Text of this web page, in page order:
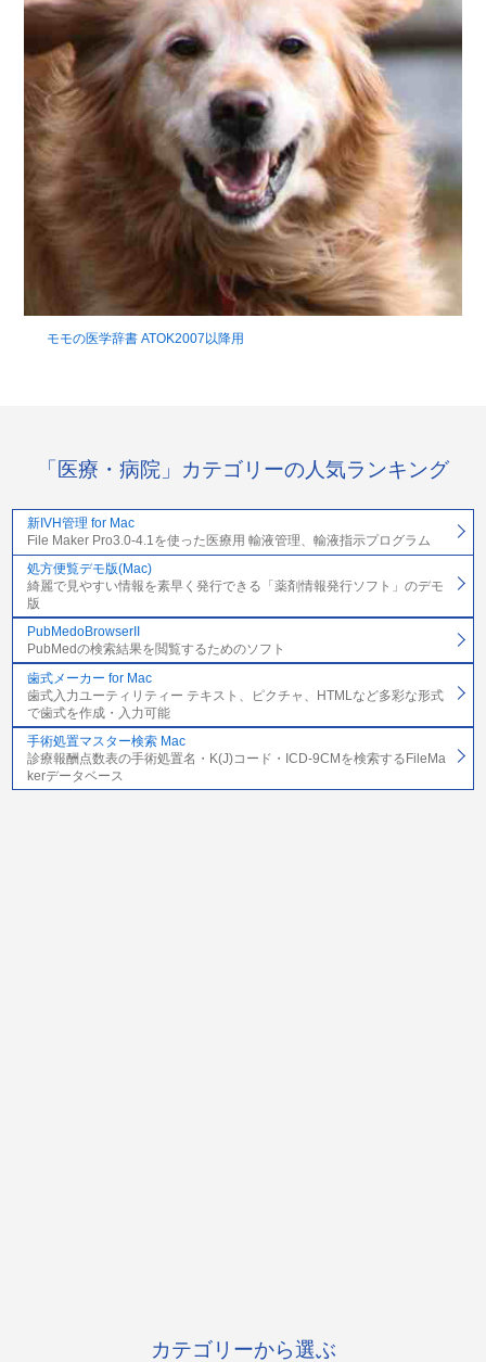
モモの医学辞書 ATOK2007以降用
「医療・病院」カテゴリーの人気ランキング
新IVH管理 for Mac
File Maker Pro3.0-4.1を使った医療用 輸液管理、輸液指示プログラム
処方便覧デモ版(Mac)
綺麗で見やすい情報を素早く発行できる「薬剤情報発行ソフト」のデモ
版
PubMedoBrowserII
PubMedの検索結果を閲覧するためのソフト
歯式メーカー for Mac
歯式入力ユーティリティー テキスト、ピクチャ、HTMLなど多彩な形式
で歯式を作成・入力可能
手術処置マスター検索 Mac
診療報酬点数表の手術処置名・K(J)コード・ICD-9CMを検索するFileMa
kerデータベース
カテゴリーから選ぶ